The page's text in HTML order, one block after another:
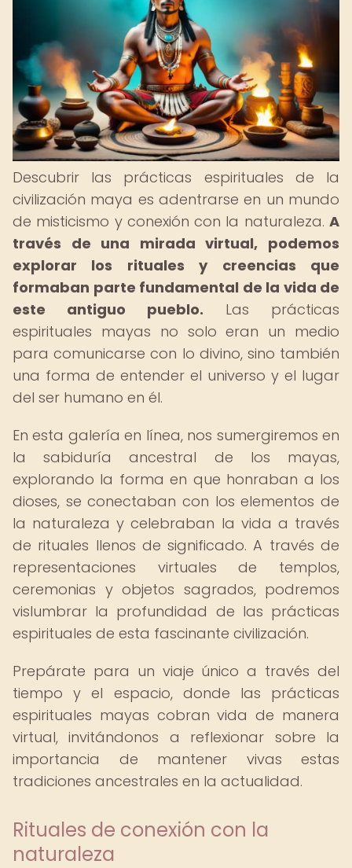
Descubrir las prácticas espirituales de la
civilización maya es adentrarse en un mundo
de misticismo y conexión con la naturaleza. A
través de una mirada virtual, podemos
explorar los rituales y creencias que
formaban parte fundamental de la vida de
este antiguo pueblo. Las prácticas
espirituales mayas no solo eran un medio
para comunicarse con lo divino, sino también
una forma de entender el universo y el lugar
del ser humano en él.
En esta galería en línea, nos sumergiremos en
la sabiduría ancestral de los mayas,
explorando la forma en que honraban a los
dioses, se conectaban con los elementos de
la naturaleza y celebraban la vida a través
de rituales llenos de significado. A través de
representaciones virtuales de templos,
ceremonias y objetos sagrados, podremos
vislumbrar la profundidad de las prácticas
espirituales de esta fascinante civilización.
Prepárate para un viaje único a través del
tiempo y el espacio, donde las prácticas
espirituales mayas cobran vida de manera
virtual, invitándonos a reflexionar sobre la
importancia de mantener vivas estas
tradiciones ancestrales en la actualidad.
Rituales de conexión con la
naturaleza